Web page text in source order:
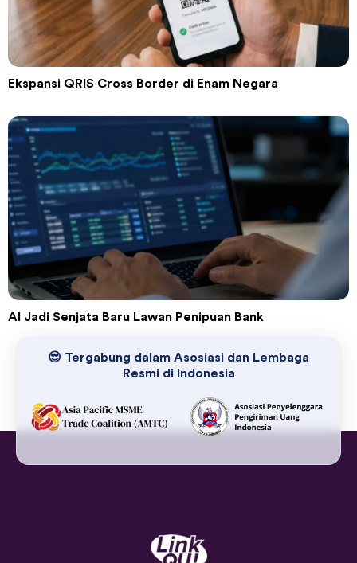
Ekspansi QRIS Cross Border di Enam Negara
AI Jadi Senjata Baru Lawan Penipuan Bank
😎 Tergabung dalam Asosiasi dan Lembaga
Resmi di Indonesia